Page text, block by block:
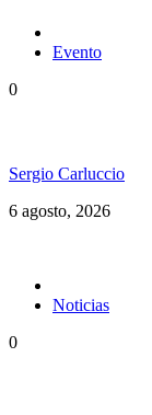
Evento
0
Sergio Carluccio
6 agosto, 2026
Noticias
0